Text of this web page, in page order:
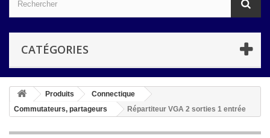
CATÉGORIES
Produits
Connectique
Commutateurs, partageurs
Répartiteur VGA 2 sorties 1 entrée